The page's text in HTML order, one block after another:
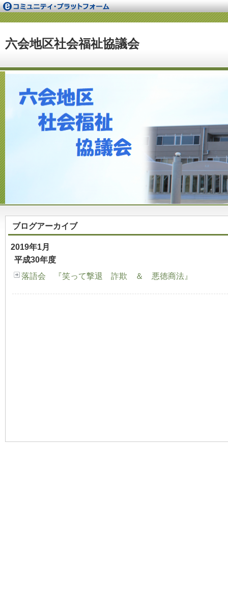
六会地区社会福祉協議会
ブログアーカイブ
2019年1月
平成30年度
落語会 『笑って撃退 詐欺 ＆ 悪徳商法』